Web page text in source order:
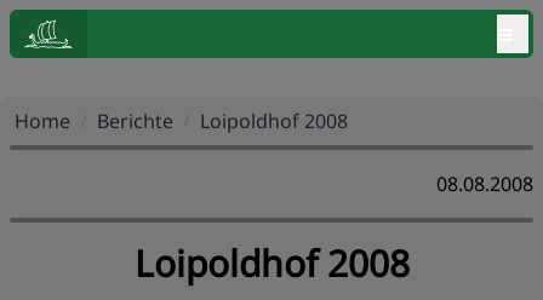
Home Berichte Loipoldhof 2008
08.08.2008
Loipoldhof 2008